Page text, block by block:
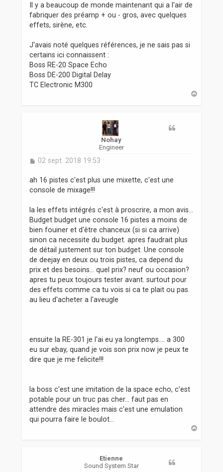
Il y a beaucoup de monde maintenant qui a l'air de
fabriquer des préamp + ou - gros, avec quelques
effets, sirène, etc.
J'avais noté quelques références, je ne sais pas si
certains ici connaissent :
Boss RE-20 Space Echo
Boss DE-200 Digital Delay
TC Electronic M300
Nohay
Engineer
M
s
a
e
02 sept. 2018 19:53
ah 16 pistes c'est plus une mixette, c'est une
console de mixage!!!
la les effets intégrés c'est à proscrire, a mon avis...
Budget budget une console 16 pistes a moins de
bien fouiner et d'être chanceux (si si ca arrive)
sinon ca necessite du budget. apres faudrait plus
de détail justement sur ton budget. Une console
de deejay en deux ou trois pistes, ca depend du
prix et des besoins... quel prix? neuf ou occasion?
apres tu peux toujours tester avant. surtout pour
des effets comme ca tu vois si ca te plait ou pas.
au lieu d'acheter a l'aveugle
ensuite la RE-301 je l'ai eu ya longtemps.... a 300
eu sur ebay, quand je vois son prix now je peux te
dire que je me felicite!!!
la boss c'est une imitation de la space echo, c'est
potable pour un truc pas cher... faut pas en
attendre des miracles mais c'est une emulation
qui pourra faire le boulot...
Etienne
Sound System Star